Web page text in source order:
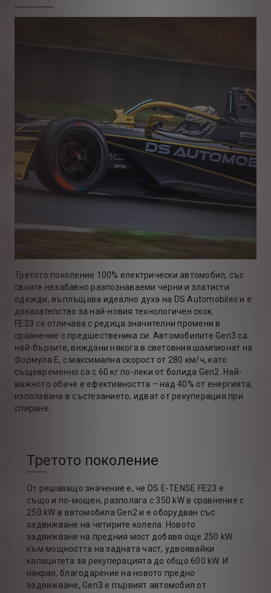
Третото поколение 100% електрически автомобил, със
своите незабавно разпознаваеми черни и златисти
одежди, въплъщава идеално духа на DS Automobiles и е
доказателство за най-новия технологичен скок.
FE23 се отличава с редица значителни промени в
сравнение с предшественика си. Автомобилите Gen3 са
най-бързите, виждани някога в световния шампионат на
Формула Е, с максимална скорост от 280 км/ч, като
същевременно са с 60 кг по-леки от болида Gen2. Най-
важното обаче е ефективността – над 40% от енергията,
използвана в състезанието, идват от рекуперация при
спиране.
Третото поколение
От решаващо значение е, че DS E-TENSE FE23 е
също и по-мощен, разполага с 350 kW в сравнение с
250 kW в автомобила Gen2 и е оборудван със
задвижване на четирите колела. Новото
задвижване на предния мост добавя още 250 kW
към мощността на задната част, удвоявайки
капацитета за рекуперацията до общо 600 kW. И
накрая, благодарение на новото предно
задвижване, Gen3 е първият автомобил от